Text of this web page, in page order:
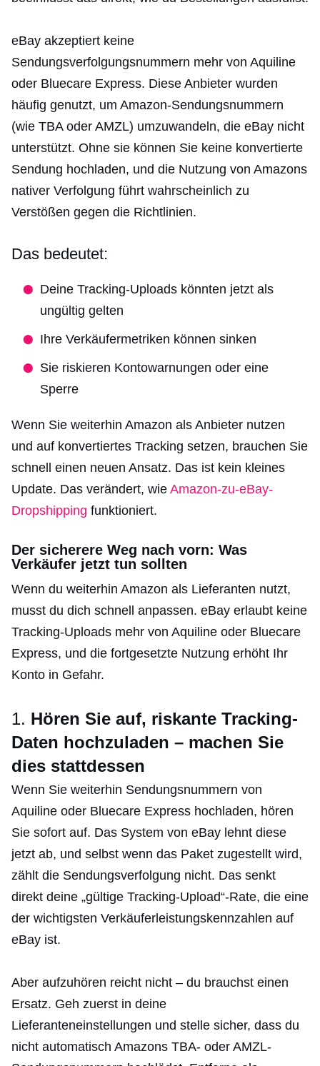
eBay akzeptiert keine
Sendungsverfolgungsnummern mehr von Aquiline
oder Bluecare Express. Diese Anbieter wurden
häufig genutzt, um Amazon-Sendungsnummern
(wie TBA oder AMZL) umzuwandeln, die eBay nicht
unterstützt. Ohne sie können Sie keine konvertierte
Sendung hochladen, und die Nutzung von Amazons
nativer Verfolgung führt wahrscheinlich zu
Verstößen gegen die Richtlinien.
Das bedeutet:
Deine Tracking-Uploads könnten jetzt als
ungültig gelten
Ihre Verkäufermetriken können sinken
Sie riskieren Kontowarnungen oder eine
Sperre
Wenn Sie weiterhin Amazon als Anbieter nutzen
und auf konvertiertes Tracking setzen, brauchen Sie
schnell einen neuen Ansatz. Das ist kein kleines
Update. Das verändert, wie Amazon-zu-eBay-
Dropshipping funktioniert.
Der sicherere Weg nach vorn: Was
Verkäufer jetzt tun sollten
Wenn du weiterhin Amazon als Lieferanten nutzt,
musst du dich schnell anpassen. eBay erlaubt keine
Tracking-Uploads mehr von Aquiline oder Bluecare
Express, und die fortgesetzte Nutzung erhöht Ihr
Konto in Gefahr.
1. Hören Sie auf, riskante Tracking-
Daten hochzuladen – machen Sie
dies stattdessen
Wenn Sie weiterhin Sendungsnummern von
Aquiline oder Bluecare Express hochladen, hören
Sie sofort auf. Das System von eBay lehnt diese
jetzt ab, und selbst wenn das Paket zugestellt wird,
zählt die Sendungsverfolgung nicht. Das senkt
direkt deine „gültige Tracking-Upload“-Rate, die eine
der wichtigsten Verkäuferleistungskennzahlen auf
eBay ist.
Aber aufzuhören reicht nicht – du brauchst einen
Ersatz. Geh zuerst in deine
Lieferanteneinstellungen und stelle sicher, dass du
nicht automatisch Amazons TBA- oder AMZL-